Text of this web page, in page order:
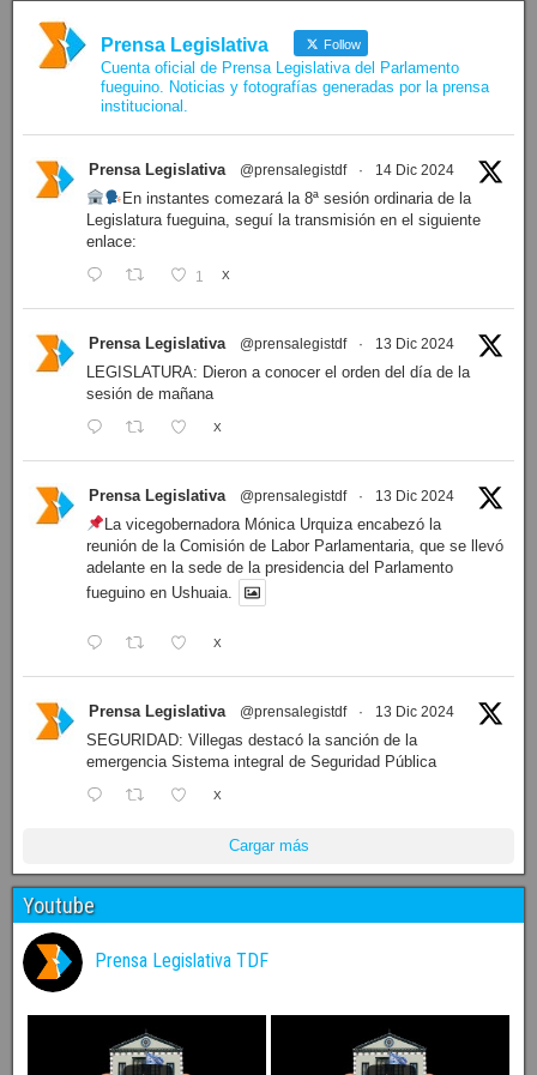
Prensa Legislativa Follow
Cuenta oficial de Prensa Legislativa del Parlamento
fueguino. Noticias y fotografías generadas por la prensa
institucional.
Prensa Legislativa @prensalegistdf · 14 Dic 2024
En instantes comezará la 8ª sesión ordinaria de la
Legislatura fueguina, seguí la transmisión en el siguiente
enlace:
1 X
Prensa Legislativa @prensalegistdf · 13 Dic 2024
LEGISLATURA: Dieron a conocer el orden del día de la
sesión de mañana
X
Prensa Legislativa @prensalegistdf · 13 Dic 2024
La vicegobernadora Mónica Urquiza encabezó la
reunión de la Comisión de Labor Parlamentaria, que se llevó
adelante en la sede de la presidencia del Parlamento
fueguino en Ushuaia.
X
Prensa Legislativa @prensalegistdf · 13 Dic 2024
SEGURIDAD: Villegas destacó la sanción de la
emergencia Sistema integral de Seguridad Pública
X
Cargar más
Youtube
Prensa Legislativa TDF